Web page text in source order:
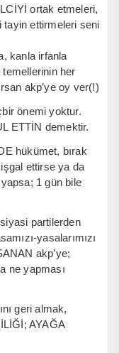
ortak etmeleri,
tayin ettirmeleri seni
kanla irfanla
her
akp’ye oy ver(!)
önemi yoktur.
ETTİN demektir.
hükümet, bırak
ettirse ya da
1 gün bile
partilerden
yasalarımızı
akp’ye;
ne yapması
geri almak,
AYAĞA